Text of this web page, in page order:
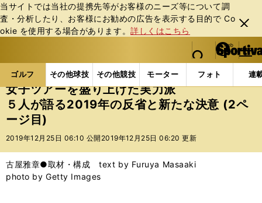
当サイトでは当社の提携先等がお客様のニーズ等について調
査・分析したり、お客様にお勧めの広告を表⽰する⽬的で Co
okie を使⽤する場合があります。詳しくはこちら
閉じ
る
web Sportiva (webスポルティーバ)
検索
マイペ
ー
ジ
メニュ
ゴルフ その他球技 その他競技 モーター フォト 連
ス
ポ
ル
テ
ー
バ
ゴルフの記事一覧 ゴルフ 女子ゴルフ 女子ツア
女子ツアーを盛り上げた実力派
５人が語る2019年の反省と新たな決意 (2ペ
ージ目)
2019年12月25日 06:10 公開 2019年12月25日 06:20 更新
古屋雅章●取材・構成 text by Furuya Masaaki
photo by Getty Images